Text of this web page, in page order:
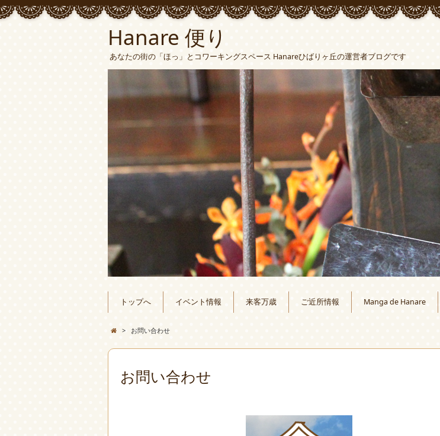
Hanare 便り
あなたの街の「ほっ」とコワーキングスペース Hanareひばりヶ丘の運営者ブログです
トップへ イベント情報 来客万歳 ご近所情報 Manga de Hanare
> お問い合わせ
お問い合わせ